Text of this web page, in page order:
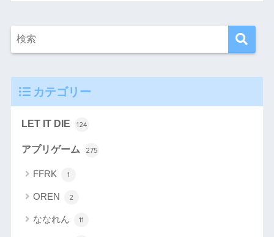
カテゴリー
LET IT DIE 124
アプリゲーム 275
FFRK 1
OREN 2
ななれん 11